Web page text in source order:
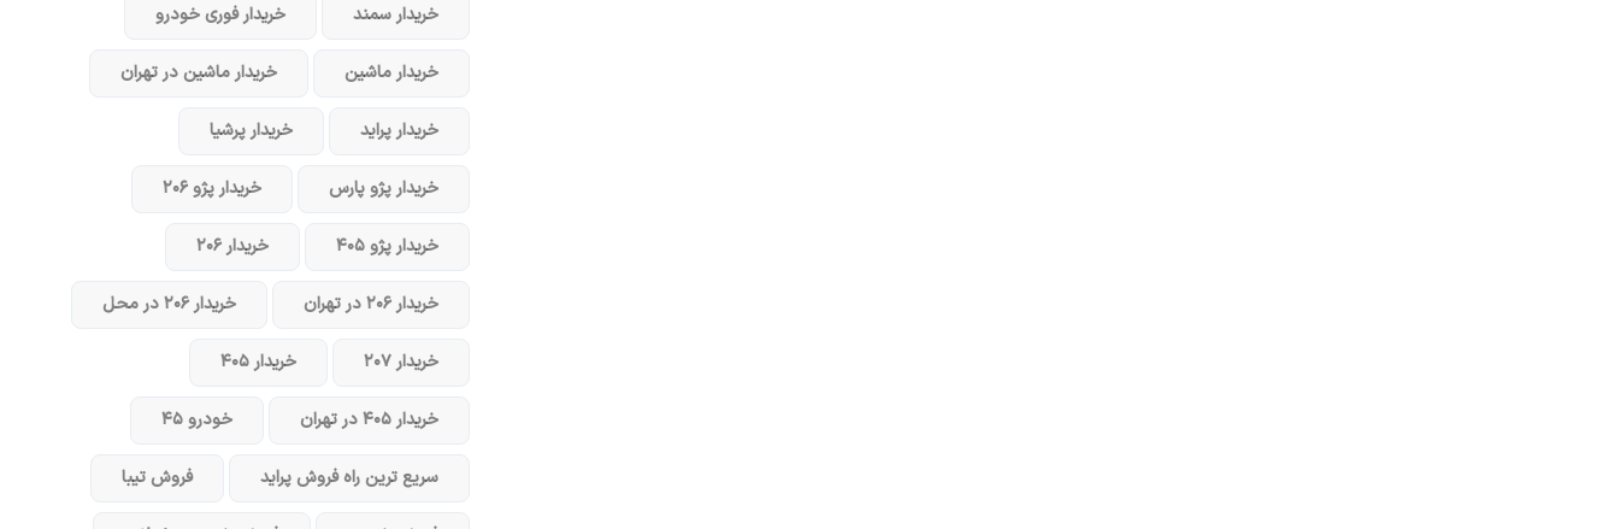
خریدار سمند خریدار فوری خودرو
خریدار ماشین خریدار ماشین در تهران
خریدار پراید خریدار پرشیا
خریدار پژو پارس خریدار پژو ۲۰۶
خریدار پژو ۴۰۵ خریدار ۲۰۶
خریدار ۲۰۶ در تهران خریدار ۲۰۶ در محل
خریدار ۲۰۷ خریدار ۴۰۵
خریدار ۴۰۵ در تهران خودرو ۴۵
سریع ترین راه فروش پراید فروش تیبا